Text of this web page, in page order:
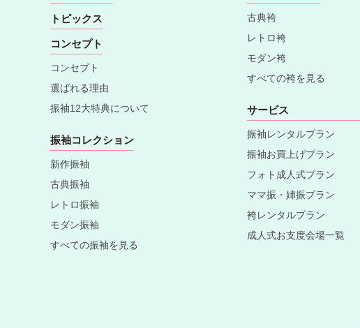
トピックス
コンセプト
コンセプト
選ばれる理由
振袖12大特典について
振袖コレクション
新作振袖
古典振袖
レトロ振袖
モダン振袖
すべての振袖を見る
古典袴
レトロ袴
モダン袴
すべての袴を見る
サービス
振袖レンタルプラン
振袖お買上げプラン
フォト成人式プラン
ママ振・姉振プラン
袴レンタルプラン
成人式お支度会場一覧